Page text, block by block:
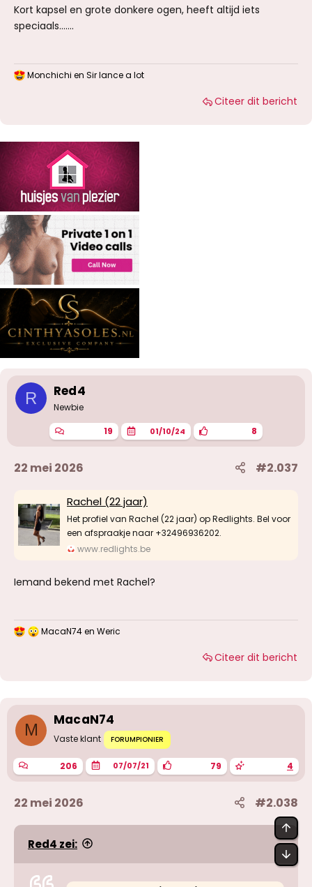
Kort kapsel en grote donkere ogen, heeft altijd iets
speciaals…….
W
i
n
g
e
:
Monchichi en Sir lance a lot
Citeer dit bericht
R Red4
Newbie
19 01/10/24 8
22 mei 2026 #2.037
Rachel (22 jaar)
Het profiel van Rachel (22 jaar) op Redlights. Bel voor
een afspraakje naar +32496936202.
www.redlights.be
Iemand bekend met Rachel?
W
n
g
n
:
MacaN74en Weric
Citeer dit bericht
M
MacaN74
Vaste klant FORUMPIONIER
206 07/07/21 79 4
22 mei 2026 #2.038
Red4 zei: